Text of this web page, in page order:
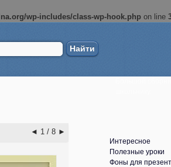
wp-includes/class-wp-hook.php on line
◄ 1 / 8 ►
Интересное
Полезные уроки
Фоны для